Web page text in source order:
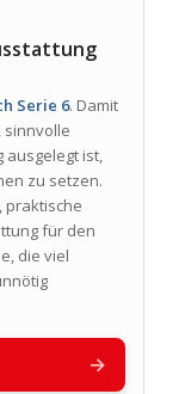
Serie 6. Damit
sinnvolle
ausgelegt ist,
zu setzen.
praktische
für den
die viel
→